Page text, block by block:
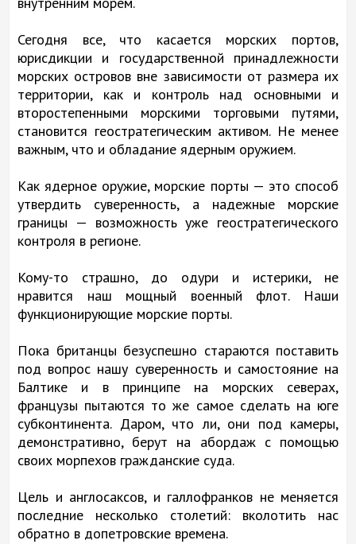
Сегодня все, что касается морских портов,
юрисдикции и государственной принадлежности
морских островов вне зависимости от размера их
территории, как и контроль над основными и
второстепенными морскими торговыми путями,
становится геостратегическим активом. Не менее
важным, что и обладание ядерным оружием.
Как ядерное оружие, морские порты — это способ
утвердить суверенность, а надежные морские
границы — возможность уже геостратегического
контроля в регионе.
Кому-то страшно, до одури и истерики, не
нравится наш мощный военный флот. Наши
функционирующие морские порты.
Пока британцы безуспешно стараются поставить
под вопрос нашу суверенность и самостояние на
Балтике и в принципе на морских северах,
французы пытаются то же самое сделать на юге
субконтинента. Даром, что ли, они под камеры,
демонстративно, берут на абордаж с помощью
своих морпехов гражданские суда.
Цель и англосаксов, и галлофранков не меняется
последние несколько столетий: вколотить нас
обратно в допетровские времена.